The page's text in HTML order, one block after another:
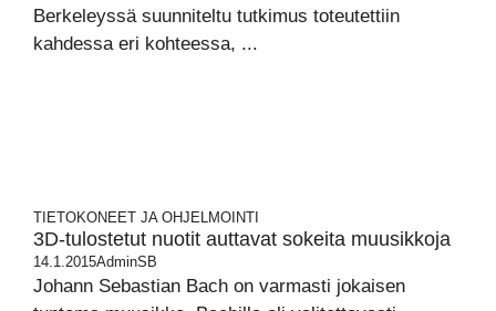
Berkeleyssä suunniteltu tutkimus toteutettiin
kahdessa eri kohteessa, ...
TIETOKONEET JA OHJELMOINTI
3D-tulostetut nuotit auttavat sokeita muusikkoja
14.1.2015AdminSB
Johann Sebastian Bach on varmasti jokaisen